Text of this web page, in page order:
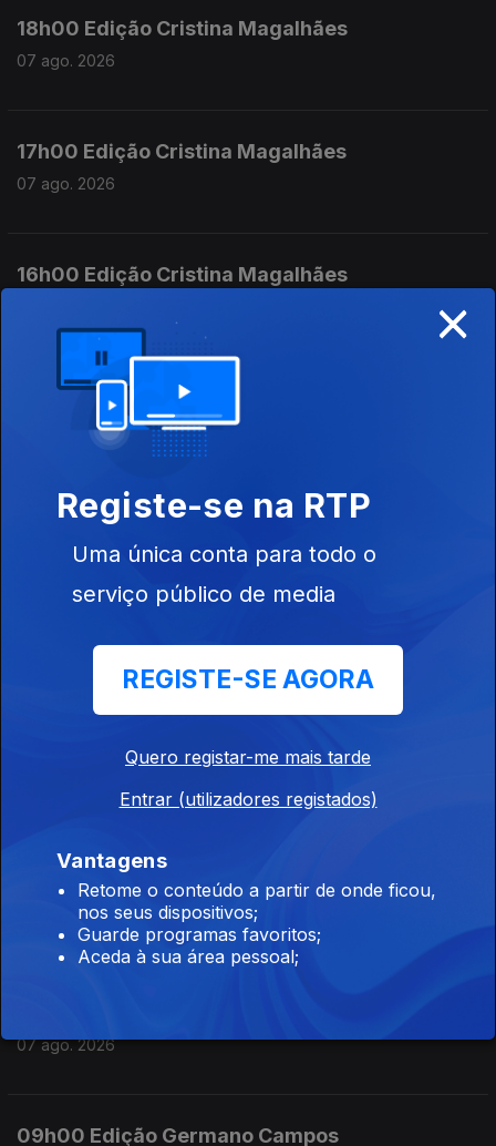
18h00 Edição Cristina Magalhães
07 ago. 2026
17h00 Edição Cristina Magalhães
07 ago. 2026
16h00 Edição Cristina Magalhães
15h00 Edição Susana Lemos
07 ago. 2026
14h00 Edição Susana Lemos
07 ago. 2026
13h00 Edição Susana Lemos
12h00 Edição Susana Lemos
11h00 Edição Susana Lemos
07 ago. 2026
07 ago. 2026
09h00 Edição Germano Campos
×
Registe-se na RTP
Uma única conta para todo o
serviço público de media
REGISTE-SE AGORA
Quero registar-me mais tarde
Entrar (utilizadores registados)
Vantagens
Retome o conteúdo a partir de onde ficou,
nos seus dispositivos;
Guarde programas favoritos;
Aceda à sua área pessoal;